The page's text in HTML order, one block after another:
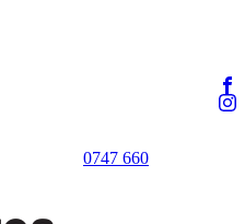
0747 660